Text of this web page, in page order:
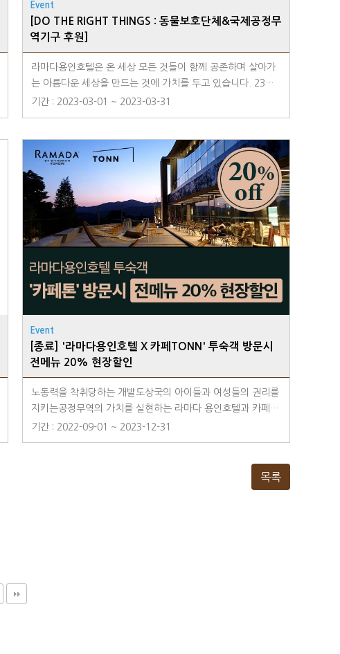
Event
[DO THE RIGHT THINGS : 동물보호단체&국제공정무
역기구 후원]
라마다용인호텔은 온 세상 모든 것들이 함께 공존하며 살아가
는 아름다운 세상을 만드는 것에 가치를 두고 있습니다. 23년
2월 고객님들이 지불하신 공정무역 커피 이용 요금과로비 모
한 선행을 통해 선한 영향력을 전파하도록 하겠습니다.
기간 : 2023-03-01 ~ 2023-03-31
Event
[종료] '라마다용인호텔 X 카페TONN' 투숙객 방문시
전메뉴 20% 현장할인
노동력을 착취당하는 개발도상국의 아이들과 여성들의 권리를
지키는공정무역의 가치를 실현하는 라마다 용인호텔과 카페T
ONN이 만났습니다.공정무역 커피 원두를 사용하여 더 의미있
해보세요.** 라마다용인호텔 투숙객 '카페TONN' 방문시 전
메뉴 20% 현장할인※유의사항- 본 제휴할인은 체크인 일자
기간 : 2022-09-01 ~ 2023-12-31
목록